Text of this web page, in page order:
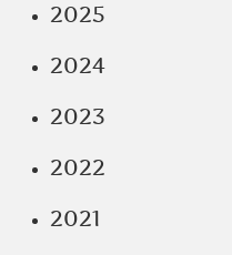
2025
2024
2023
2022
2021